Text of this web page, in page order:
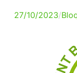
27/10/2023/